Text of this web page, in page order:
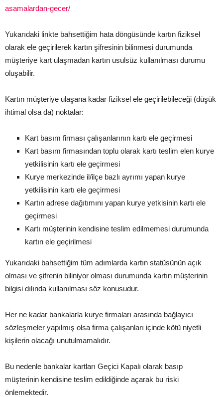
asamalardan-gecer/
Yukarıdaki linkte bahsettiğim hata döngüsünde kartın fiziksel
olarak ele geçirilerek kartın şifresinin bilinmesi durumunda
müşteriye kart ulaşmadan kartın usulsüz kullanılması durumu
oluşabilir.
Kartın müşteriye ulaşana kadar fiziksel ele geçirilebileceği (düşük
ihtimal olsa da) noktalar:
Kart basım firması çalışanlarının kartı ele geçirmesi
Kart basım firmasından toplu olarak kartı teslim elen kurye
yetkilisinin kartı ele geçirmesi
Kurye merkezinde il/ilçe bazlı ayrımı yapan kurye
yetkilisinin kartı ele geçirmesi
Kartın adrese dağıtımını yapan kurye yetkisinin kartı ele
geçirmesi
Kartı müşterinin kendisine teslim edilmemesi durumunda
kartın ele geçirilmesi
Yukarıdaki bahsettiğim tüm adımlarda kartın statüsünün açık
olması ve şifrenin biliniyor olması durumunda kartın müşterinin
bilgisi dılında kullanılması söz konusudur.
Her ne kadar bankalarla kurye firmaları arasında bağlayıcı
sözleşmeler yapılmış olsa firma çalışanları içinde kötü niyetli
kişilerin olacağı unutulmamalıdır.
Bu nedenle bankalar kartları Geçici Kapalı olarak basıp
müşterinin kendisine teslim edildiğinde açarak bu riski
önlemektedir.